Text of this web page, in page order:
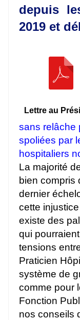
depuis
2019 et
Lettre au
sans relâche
spoliées par
hospitaliers
La majorité
bien compris
dernier
cette
existe des
qui
tensions
Praticien
système de
comme pour
Fonction
nos conseils